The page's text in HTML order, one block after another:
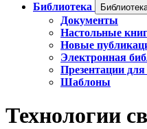
Библиотека
Документы
Настольные
Новые
Электронная
Презентации
Шаблоны
Технологии